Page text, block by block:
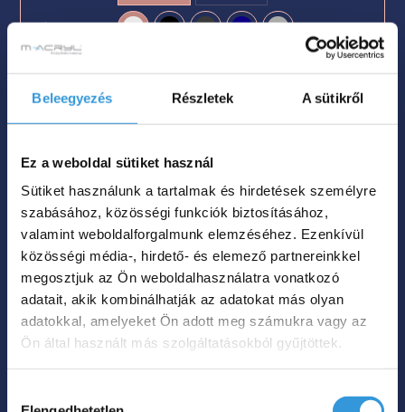
Beleegyezés Részletek A sütikről
Ez a weboldal sütiket használ
Sütiket használunk a tartalmak és hirdetések személyre
szabásához, közösségi funkciók biztosításához,
valamint weboldalforgalmunk elemzéséhez. Ezenkívül
közösségi média-, hirdető- és elemező partnereinkkel
megosztjuk az Ön weboldalhasználatra vonatkozó
adatait, akik kombinálhatják az adatokat más olyan
adatokkal, amelyeket Ön adott meg számukra vagy az
Ön által használt más szolgáltatásokból gyűjtöttek.
Szín
Űrtartalom 200 L
709 000Ft
Megnézem